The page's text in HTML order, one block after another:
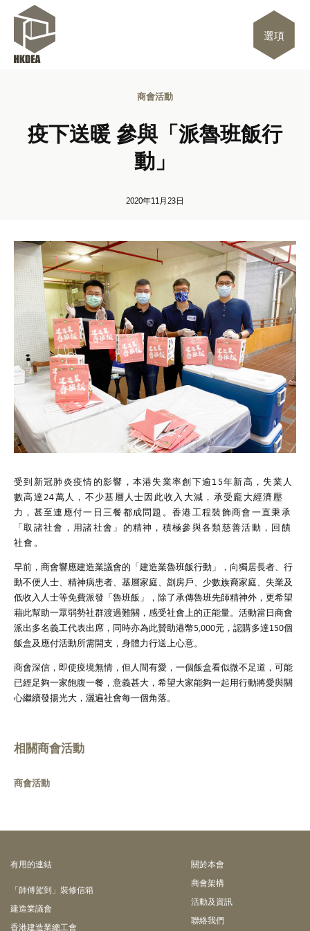
選項
商會活動
疫下送暖 參與「派魯班飯行
動」
2020年11月23日
受到新冠肺炎疫情的影響，本港失業率創下逾15年新高，失業人
數高達24萬人，不少基層人士因此收入大減，承受龐大經濟壓
力，甚至連應付一日三餐都成問題。香港工程裝飾商會一直秉承
「取諸社會，用諸社會」的精神，積極參與各類慈善活動，回饋
社會。
早前，商會響應建造業議會的「建造業魯班飯行動」，向獨居長者、行
動不便人士、精神病患者、基層家庭、劏房戶、少數族裔家庭、失業及
低收入人士等免費派發「魯班飯」，除了承傳魯班先師精神外，更希望
藉此幫助一眾弱勢社群渡過難關，感受社會上的正能量。活動當日商會
派出多名義工代表出席，同時亦為此贊助港幣5,000元，認購多達150個
飯盒及應付活動所需開支，身體力行送上心意。
商會深信，即使疫境無情，但人間有愛，一個飯盒看似微不足道，可能
已經足夠一家飽腹一餐，意義甚大，希望大家能夠一起用行動將愛與關
心繼續發揚光大，灑遍社會每一個角落。
相關商會活動
商會活動
有⽤的連結
「師傅駕到」裝修信箱
建造業議會
香港建造業總工會
關於本會
商會架構
活動及資訊
聯絡我們